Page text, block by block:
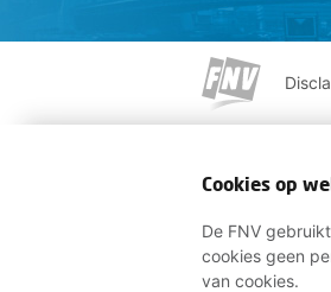
Cookies op
De FNV
cookies geen
van cookies.